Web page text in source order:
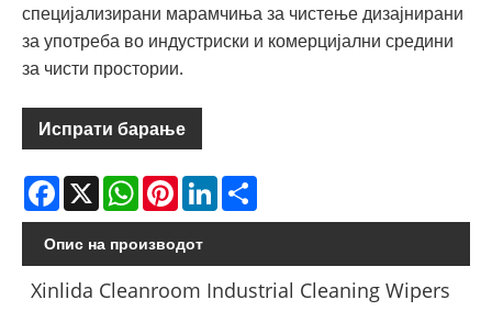
специјализирани марамчиња за чистење дизајнирани
за употреба во индустриски и комерцијални средини
за чисти простории.
Испрати барање
Facebook
X WhatsApp
PinterestLinkedIn
Опис на производот
Xinlida Cleanroom Industrial Cleaning Wipers